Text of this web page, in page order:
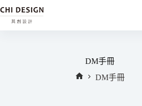
DM手冊
DM手冊